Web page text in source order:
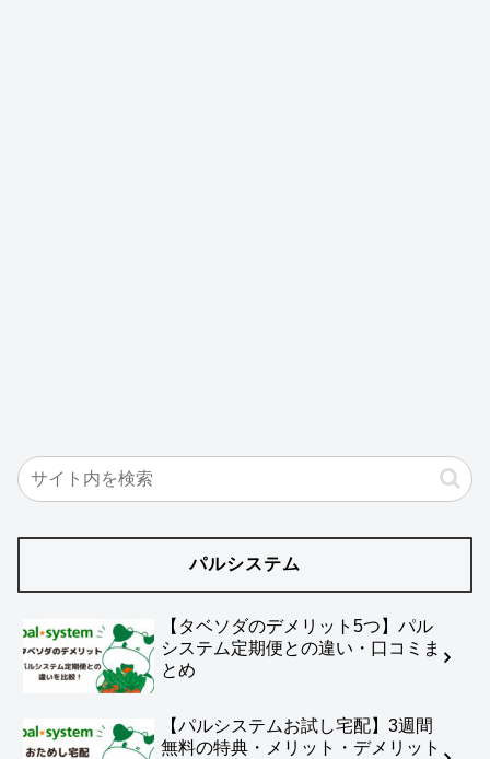
パルシステム
【タベソダのデメリット5つ】パル
システム定期便との違い・口コミま
とめ
【パルシステムお試し宅配】3週間
無料の特典・メリット・デメリット